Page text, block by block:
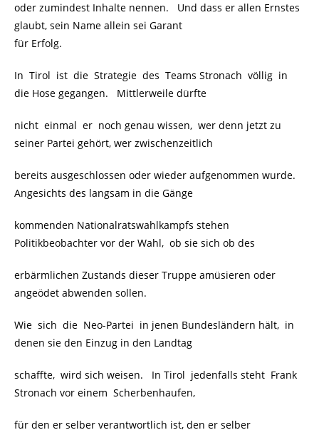
oder zumindest Inhalte nennen. Und dass er allen Ernstes
glaubt, sein Name allein sei Garant
für Erfolg.
In Tirol ist die Strategie des Teams Stronach völlig in
die Hose gegangen. Mittlerweile dürfte
nicht einmal er noch genau wissen, wer denn jetzt zu
seiner Partei gehört, wer zwischenzeitlich
bereits ausgeschlossen oder wieder aufgenommen wurde.
Angesichts des langsam in die Gänge
kommenden Nationalratswahlkampfs stehen
Politikbeobachter vor der Wahl, ob sie sich ob des
erbärmlichen Zustands dieser Truppe amüsieren oder
angeödet abwenden sollen.
Wie sich die Neo-Partei in jenen Bundesländern hält, in
denen sie den Einzug in den Landtag
schaffte, wird sich weisen. In Tirol jedenfalls steht Frank
Stronach vor einem Scherbenhaufen,
für den er selber verantwortlich ist, den er selber